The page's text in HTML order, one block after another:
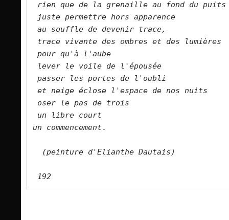
rien que de la grenaille au fond du puits
juste permettre hors apparence
au souffle de devenir trace,
trace vivante des ombres et des lumières
pour qu'à l'aube
lever le voile de l'épousée
passer les portes de l'oubli
et neige éclose l'espace de nos nuits
oser le pas de trois
un libre court
un commencement.
(peinture d'Elianthe Dautais)
192